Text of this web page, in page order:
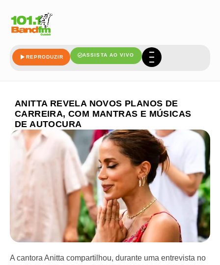
REPRODUZIR ASSISTA AO VIVO
ANITTA REVELA NOVOS PLANOS DE
CARREIRA, COM MANTRAS E MÚSICAS
DE AUTOCURA
A cantora Anitta compartilhou, durante uma entrevista no